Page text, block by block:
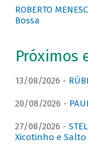
ROBERTO
Bossa
Próximos
13/08/2026 -
20/08/2026 -
27/08/2026 -
Xicotinho e